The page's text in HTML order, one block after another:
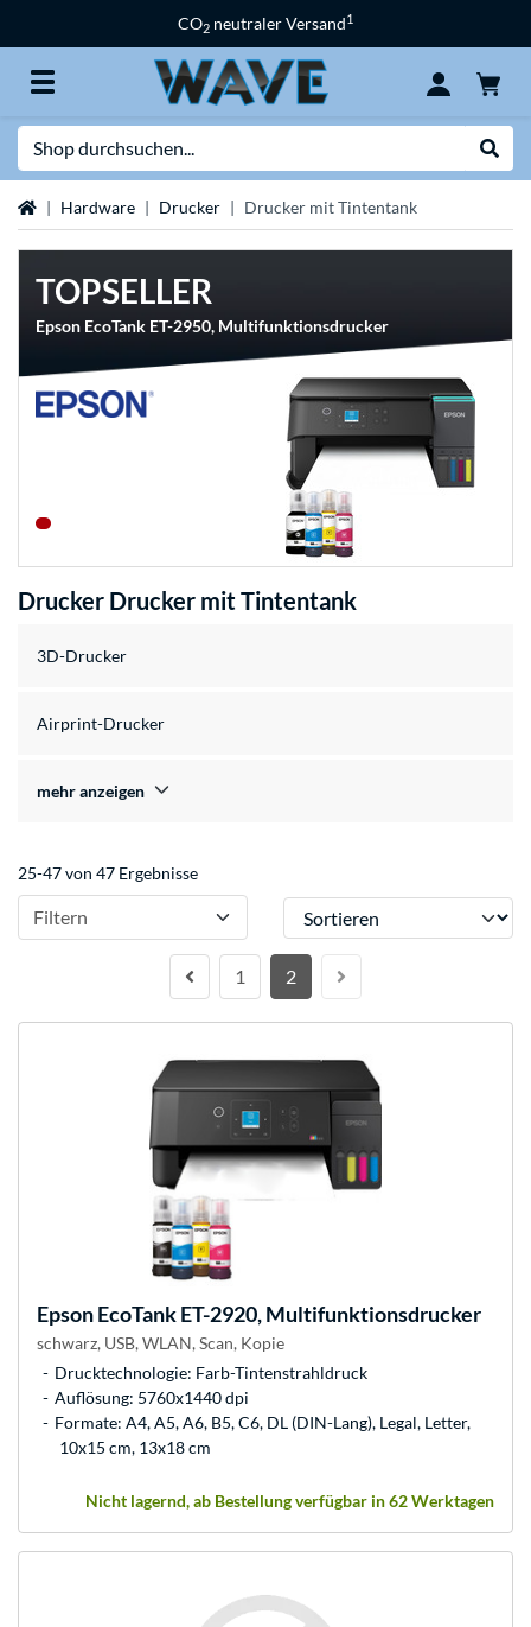
CO2 neutraler Versand1
StartseiteHardware Drucker Drucker mit Tintentank
TOPSELLER
Epson EcoTank ET-2950, Multifunktionsdrucker
Drucker Drucker mit Tintentank
3D-Drucker
Airprint-Drucker
mehr anzeigen
25-47 von 47 Ergebnisse
Filtern Sortieren
1 2
EpsonEcoTank ET-2920, Multifunktionsdrucker
schwarz, USB, WLAN, Scan, Kopie
Drucktechnologie: Farb-Tintenstrahldruck
Auflösung: 5760x1440 dpi
Formate: A4, A5, A6, B5, C6, DL (DIN-Lang), Legal, Letter,
10x15 cm, 13x18 cm
Nicht lagernd, ab Bestellung verfügbar in 62 Werktagen